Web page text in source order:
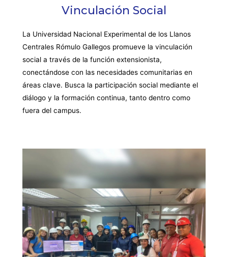
Vinculación Social
La Universidad Nacional Experimental de los Llanos
Centrales Rómulo Gallegos promueve la vinculación
social a través de la función extensionista,
conectándose con las necesidades comunitarias en
áreas clave. Busca la participación social mediante el
diálogo y la formación continua, tanto dentro como
fuera del campus.